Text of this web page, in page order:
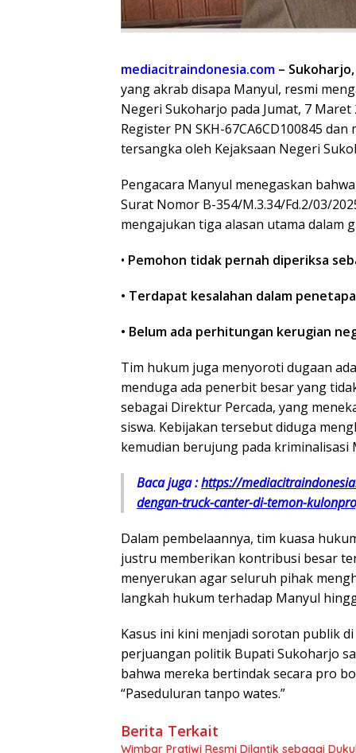
mediacitraindonesia.com –
yang akrab disapa Manyul, resmi
Negeri Sukoharjo pada Jumat, 7
Register PN SKH-67CA6CD100845
tersangka oleh Kejaksaan Negeri
Pengacara Manyul menegaskan
Surat Nomor B-354/M.3.34/Fd.2/03/
mengajukan tiga alasan utama dalam
• Pemohon tidak pernah diperiksa
• Terdapat kesalahan dalam
• Belum ada perhitungan kerugian
Tim hukum juga menyoroti dugaan
menduga ada penerbit besar yang
sebagai Direktur Percada, yang
siswa. Kebijakan tersebut diduga
kemudian berujung pada kriminalisasi
Baca juga :https://
dengan-truck-canter-di-temon-
Dalam pembelaannya, tim kuasa
justru memberikan kontribusi besar
menyerukan agar seluruh pihak
langkah hukum terhadap Manyul
Kasus ini kini menjadi sorotan publik
perjuangan politik Bupati Sukoharjo
bahwa mereka bertindak secara pro
“Paseduluran tanpo wates.”
Berita Terkait
Wimbar Pratiwi Resmi Dilantik sebagai